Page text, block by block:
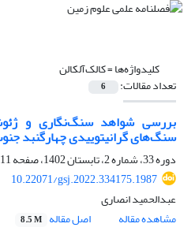
کلیدواژه‌ها =کالک‌آلکالن
تعداد مقالات: 6
بررسی شواهد سنگ‌نگاری و
سنگ‌های گرانیتوییدی چهارگنبد
دوره 33، شماره 2، تابستان 1402، صفحه
10.22071/gsj.2022.334175.1987
عبدالحمید انصاری
مشاهده مقاله
اصل مقاله 8.5 M